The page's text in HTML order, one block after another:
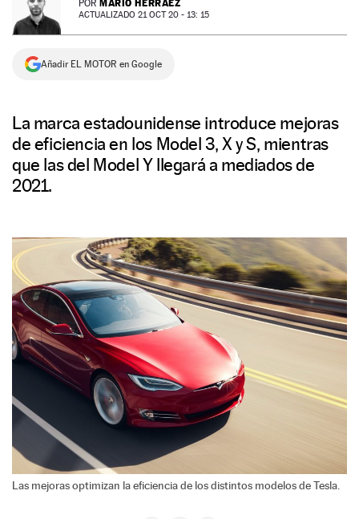
NEWSLETTER
SÍGUENOS
POR MARIO HERRÁEZ
ACTUALIZADO 21 OCT 20 - 13: 15
Añadir EL MOTOR en Google
La marca estadounidense introduce mejoras
de eficiencia en los Model 3, X y S, mientras
que las del Model Y llegará a mediados de
2021.
Las mejoras optimizan la eficiencia de los distintos modelos de Tesla.